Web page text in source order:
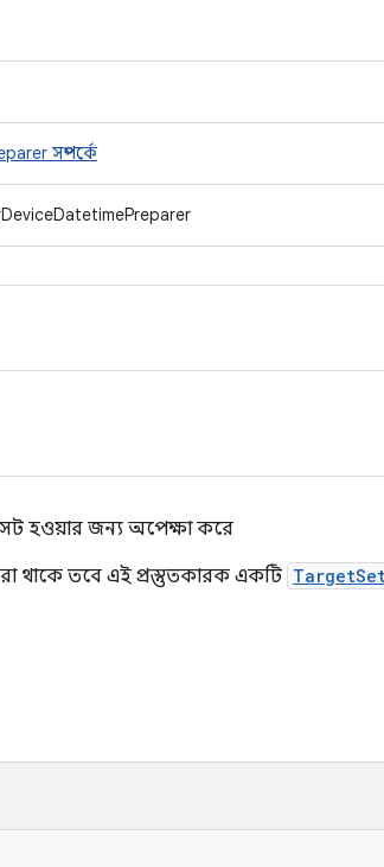
সম্পর্কে
হওয়ার জন্য অপেক্ষা করে
থাকে তবে এই প্রস্তুতকারক একটি